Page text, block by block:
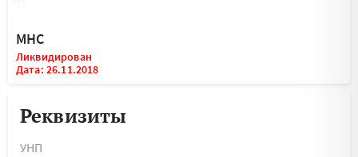
МНС
Ликвидирован
Дата: 26.11.2018
Реквизиты
УНП